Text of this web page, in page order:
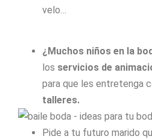
velo…
¿Muchos niños en la
los servicios de
para que les entretenga
talleres.
Pide a tu futuro marido